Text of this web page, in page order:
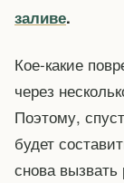
заливе.
Кое-какие
через
Поэтому,
будет
снова